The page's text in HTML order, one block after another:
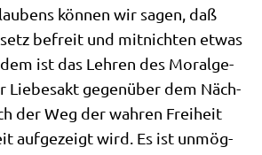
kön­nen wir sagen, daß
befreit und mit­nich­ten etwas
ist das Leh­ren des Moral­ge­
Lie­bes­akt gegen­über dem Näch­
der Weg der wah­ren Frei­heit
auf­ge­zeigt wird. Es ist unmög­